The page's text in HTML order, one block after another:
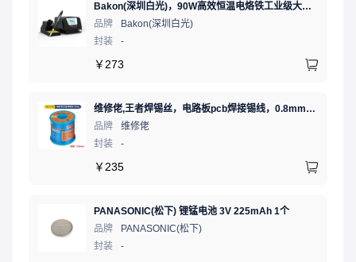
Bakon(深圳白光)，90W高效恒温电烙铁工业级大功率数显可调温无铅智能电烙铁，BK90（新老款交替发货）
品牌
Bakon(深圳白光)
封装
-
￥273
维修佬,王者焊锡丝，电路板pcb焊接锡线，0.8mm800g,1个
品牌
维修佬
封装
-
￥235
PANASONIC(松下) 锂锰电池 3V 225mAh 1个
品牌
PANASONIC(松下)
封装
-